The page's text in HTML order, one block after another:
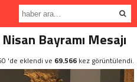
Bayramı Mesajı
'de eklendi ve 69.566 kez görüntülendi.